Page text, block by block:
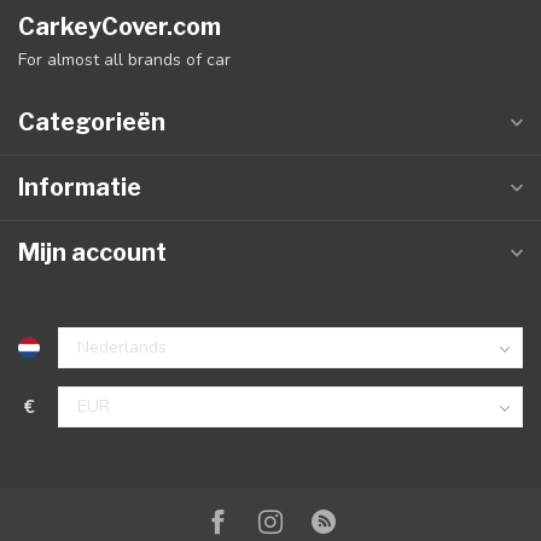
CarkeyCover.com
For almost all brands of car
Categorieën
Informatie
Mijn account
€